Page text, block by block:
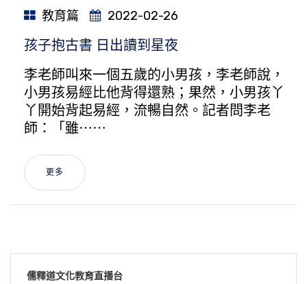
教育篇 2022-02-26
孩子抱古書 日出讀到星夜
李老師叫來一個五歲的小男孩，李老師說，
小男孩易經比他背得還熟；果然，小男孩丫
丫開始背起易經，流暢自然。記者問李老
師：「雖⋯⋯
更多
儒釋道文化教育直播台